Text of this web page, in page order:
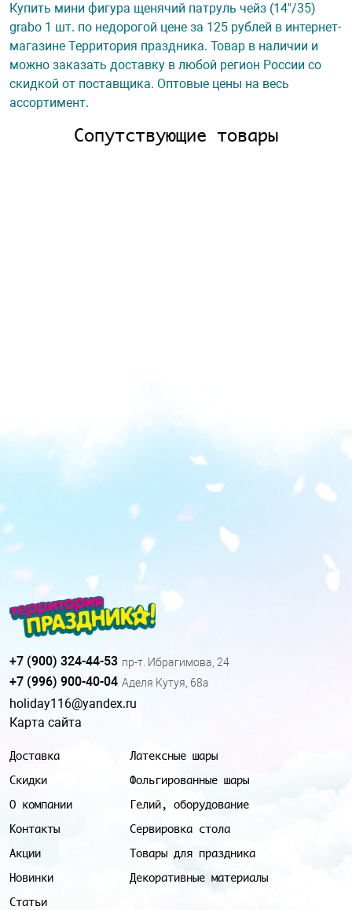
Купить мини фигура щенячий патруль чейз (14"/35)
grabo 1 шт. по недорогой цене за 125 рублей в интернет-
магазине Территория праздника. Товар в наличии и
можно заказать доставку в любой регион России со
скидкой от поставщика. Оптовые цены на весь
ассортимент.
Сопутствующие товары
Доставка
Скидки
О компании
Контакты
Акции
Новинки
Статьи
Латексные шары
Фольгированные шары
Гелий, оборудование
Сервировка стола
Товары для праздника
Декоративные материалы
+7 (900) 324-44-53 пр-т. Ибрагимова, 24
+7 (996) 900-40-04 Аделя Кутуя, 68а
holiday116@yandex.ru
Карта сайта